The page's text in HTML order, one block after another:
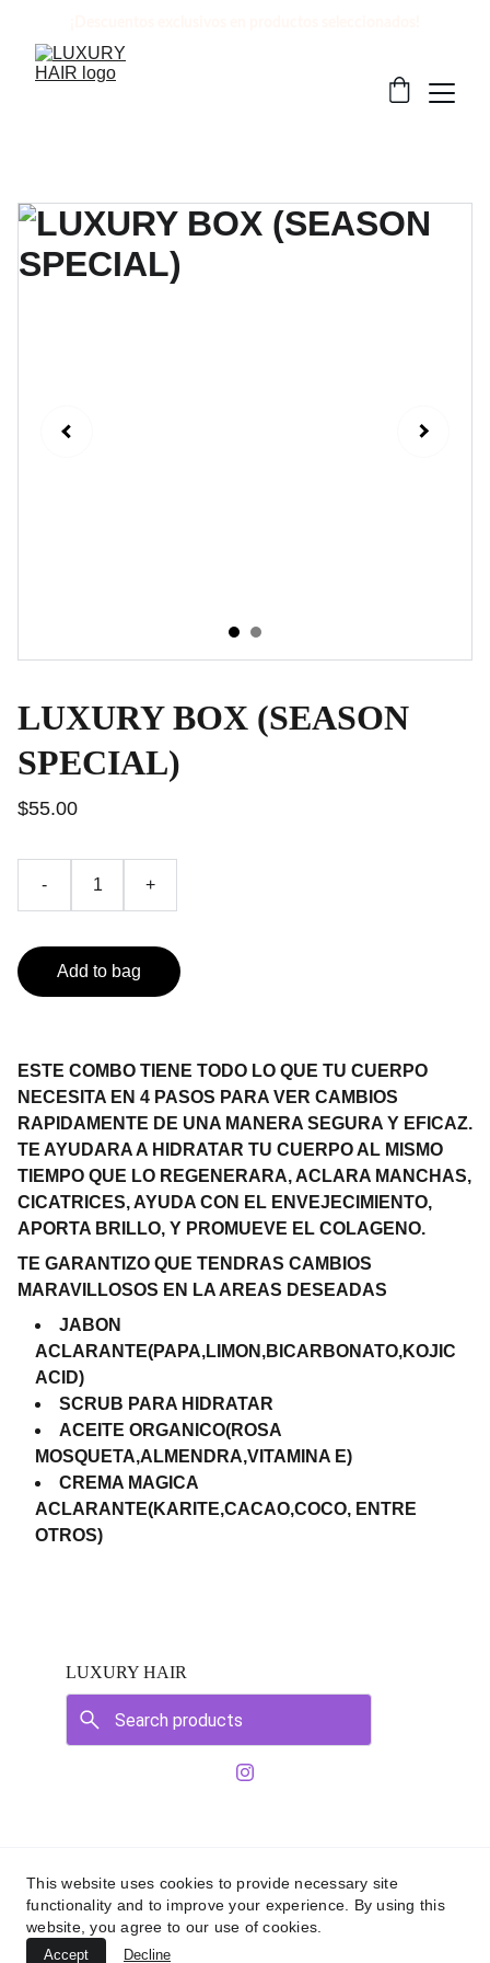
LUXURY BOX (SEASON
SPECIAL)
$55.00
- +
Add to bag
ESTE COMBO TIENE TODO LO QUE TU CUERPO
NECESITA EN 4 PASOS PARA VER CAMBIOS
RAPIDAMENTE DE UNA MANERA SEGURA Y EFICAZ.
TE AYUDARA A HIDRATAR TU CUERPO AL MISMO
TIEMPO QUE LO REGENERARA, ACLARA MANCHAS,
CICATRICES, AYUDA CON EL ENVEJECIMIENTO,
APORTA BRILLO, Y PROMUEVE EL COLAGENO.
TE GARANTIZO QUE TENDRAS CAMBIOS
MARAVILLOSOS EN LA AREAS DESEADAS
JABON
ACLARANTE(PAPA,LIMON,BICARBONATO,KOJIC
ACID)
SCRUB PARA HIDRATAR
ACEITE ORGANICO(ROSA
MOSQUETA,ALMENDRA,VITAMINA E)
CREMA MAGICA
ACLARANTE(KARITE,CACAO,COCO, ENTRE
OTROS)
© 2025, All rights reserved. Designed by
@soyjefa
LUXURY HAIR
This website uses cookies to provide necessary site
functionality and to improve your experience. By using this
website, you agree to our use of cookies.
Accept Decline